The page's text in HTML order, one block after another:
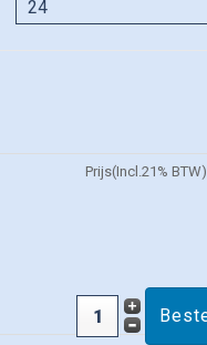
Prijs(Incl.21% BTW)